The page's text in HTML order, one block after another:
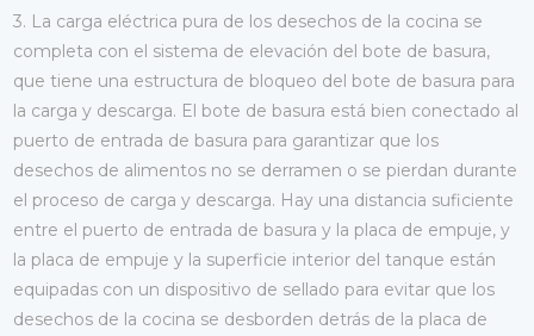
3. La carga eléctrica pura de los desechos de la cocina se
completa con el sistema de elevación del bote de basura,
que tiene una estructura de bloqueo del bote de basura para
la carga y descarga. El bote de basura está bien conectado al
puerto de entrada de basura para garantizar que los
desechos de alimentos no se derramen o se pierdan durante
el proceso de carga y descarga. Hay una distancia suficiente
entre el puerto de entrada de basura y la placa de empuje, y
la placa de empuje y la superficie interior del tanque están
equipadas con un dispositivo de sellado para evitar que los
desechos de la cocina se desborden detrás de la placa de